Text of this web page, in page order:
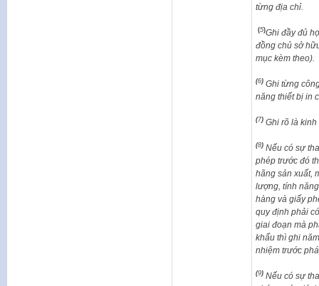
từng địa chỉ.
(5)Ghi đầy đủ
đồng chủ sở
mục kèm theo).
(6) Ghi từng
năng thiết bị in
(7) Ghi rõ là
(8) Nếu có sự
phép trước đó
hãng sản xuất,
lượng, tính
hàng và giấy
quy định phải
giai đoạn mà
khẩu thì ghi
nhiệm trước
(9) Nếu có sự